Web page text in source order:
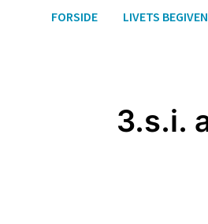
FORSIDE LIVETS
3.s.i.